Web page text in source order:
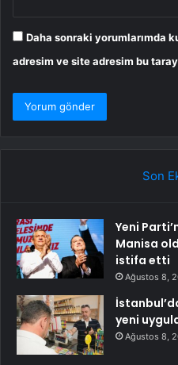
Daha sonraki yorumlarımda
adresim ve site adresim bu
Son
Yeni
Manisa
istifa etti
Ağustos 8,
yeni
Ağustos 8,